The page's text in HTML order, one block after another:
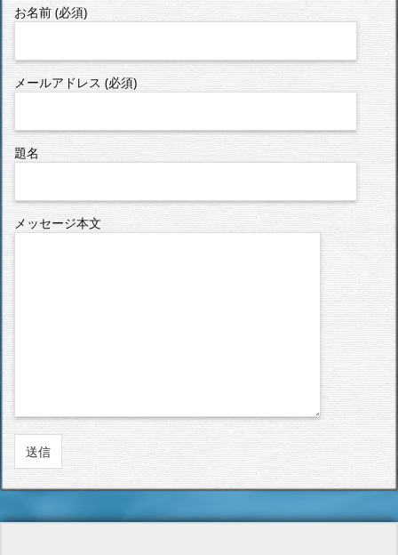
お名前 (必須)
メールアドレス (必須)
題名
メッセージ本文